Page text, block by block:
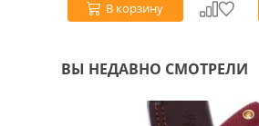
В корзину
ВЫ НЕДАВНО СМОТРЕЛИ